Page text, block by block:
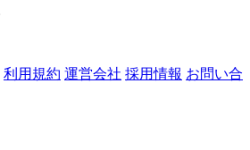
利用規約 運営会社 採用情報 お問い合